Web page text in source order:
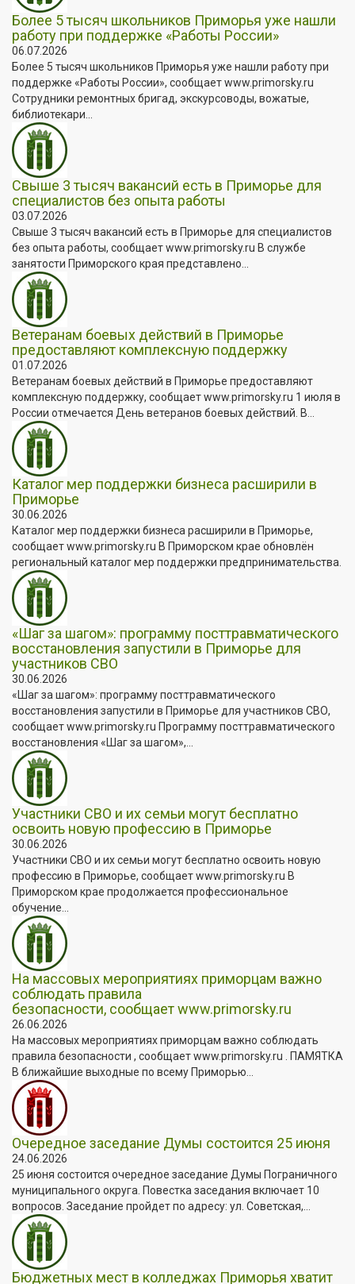
Более 5 тысяч школьников Приморья уже нашли
работу при поддержке «Работы России»
06.07.2026
Более 5 тысяч школьников Приморья уже нашли работу при
поддержке «Работы России», сообщает www.primorsky.ru
Сотрудники ремонтных бригад, экскурсоводы, вожатые,
библиотекари...
Свыше 3 тысяч вакансий есть в Приморье для
специалистов без опыта работы
03.07.2026
Свыше 3 тысяч вакансий есть в Приморье для специалистов
без опыта работы, сообщает www.primorsky.ru В службе
занятости Приморского края представлено...
Ветеранам боевых действий в Приморье
предоставляют комплексную поддержку
01.07.2026
Ветеранам боевых действий в Приморье предоставляют
комплексную поддержку, сообщает www.primorsky.ru 1 июля в
России отмечается День ветеранов боевых действий. В...
Каталог мер поддержки бизнеса расширили в
Приморье
30.06.2026
Каталог мер поддержки бизнеса расширили в Приморье,
сообщает www.primorsky.ru В Приморском крае обновлён
региональный каталог мер поддержки предпринимательства.
«Шаг за шагом»: программу посттравматического
восстановления запустили в Приморье для
участников СВО
30.06.2026
«Шаг за шагом»: программу посттравматического
восстановления запустили в Приморье для участников СВО,
сообщает www.primorsky.ru Программу посттравматического
восстановления «Шаг за шагом»,...
Участники СВО и их семьи могут бесплатно
освоить новую профессию в Приморье
30.06.2026
Участники СВО и их семьи могут бесплатно освоить новую
профессию в Приморье, сообщает www.primorsky.ru В
Приморском крае продолжается профессиональное
обучение...
На массовых мероприятиях приморцам важно
соблюдать правила
безопасности, сообщает www.primorsky.ru
26.06.2026
На массовых мероприятиях приморцам важно соблюдать
правила безопасности , сообщает www.primorsky.ru . ПАМЯТКА
В ближайшие выходные по всему Приморью...
Очередное заседание Думы состоится 25 июня
24.06.2026
25 июня состоится очередное заседание Думы Пограничного
муниципального округа. Повестка заседания включает 10
вопросов. Заседание пройдет по адресу: ул. Советская,...
Бюджетных мест в колледжах Приморья хватит